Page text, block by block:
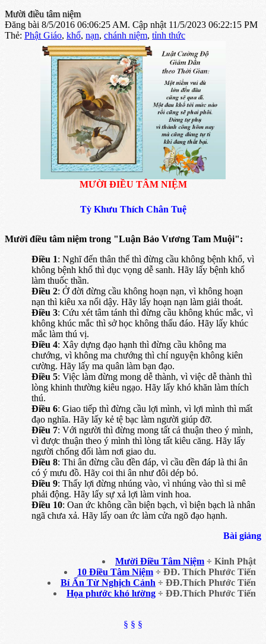
Mười điều tâm niệm
Đăng bài 8/5/2016 06:06:25 AM. Cập nhật 11/5/2023 06:22:15 PM
Thẻ: Phật Giáo, khổ, nạn, chánh niệm, tỉnh thức
MƯỜI ĐIỀU TÂM NIỆM
Tỳ Khưu Thích Chân Tuệ
Mười điều tâm niệm trong "Luận Bảo Vương Tam Muội":
Điều 1: Nghĩ đến thân thể thì đừng cầu không bệnh khổ, vì
không bệnh khổ thì dục vọng dễ sanh. Hãy lấy bệnh khổ
làm thuốc thần.
Điều 2: Ở đời đừng cầu không hoạn nạn, vì không hoạn
nạn thì kiêu xa nổi dậy. Hãy lấy hoạn nạn làm giải thoát.
Điều 3: Cứu xét tâm tánh thì đừng cầu không khúc mắc, vì
không khúc mắc thì sở học không thấu đáo. Hãy lấy khúc
mắc làm thú vị.
Điều 4: Xây dựng đạo hạnh thì đừng cầu không ma
chướng, vì không ma chướng thì chí nguyện không kiên
cường. Hãy lấy ma quân làm bạn đạo.
Điều 5: Việc làm đừng mong dễ thành, vì việc dễ thành thì
lòng khinh thường kiêu ngạo. Hãy lấy khó khăn làm thích
thú.
Điều 6: Giao tiếp thì đừng cầu lợi mình, vì lợi mình thì mất
đạo nghĩa. Hãy lấy kẻ tệ bạc làm người giúp đỡ.
Điều 7: Với người thì đừng mong tất cả thuận theo ý mình,
vì được thuận theo ý mình thì lòng tất kiêu căng. Hãy lấy
người chống đối làm nơi giao du.
Điều 8: Thi ân đừng cầu đền đáp, vì cầu đền đáp là thi ân
có ý mưu đồ. Hãy coi thi ân như đôi dép bỏ.
Điều 9: Thấy lợi đừng nhúng vào, vì nhúng vào thì si mê
phải động. Hãy lấy sự xả lợi làm vinh hoa.
Điều 10: Oan ức không cần biện bạch, vì biện bạch là nhân
ngã chưa xả. Hãy lấy oan ức làm cửa ngõ đạo hạnh.
Bài giảng
Mười Điều Tâm Niệm ÷ Kinh Phật
10 Điều Tâm Niệm ÷ ĐĐ. Thích Phước Tiến
Bí Ẩn Từ Nghịch Cảnh ÷ ĐĐ.Thích Phước Tiến
Họa phước khó lường ÷ ĐĐ.Thích Phước Tiến
§ § §